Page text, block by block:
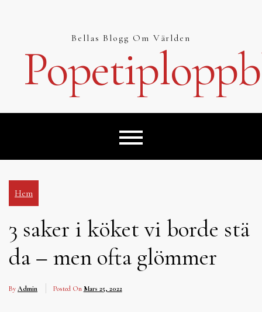
Bellas Blogg Om Världen
Hem
3 saker i köket vi borde stä
da – men ofta glömmer
By Admin Posted On Mars 25, 2022